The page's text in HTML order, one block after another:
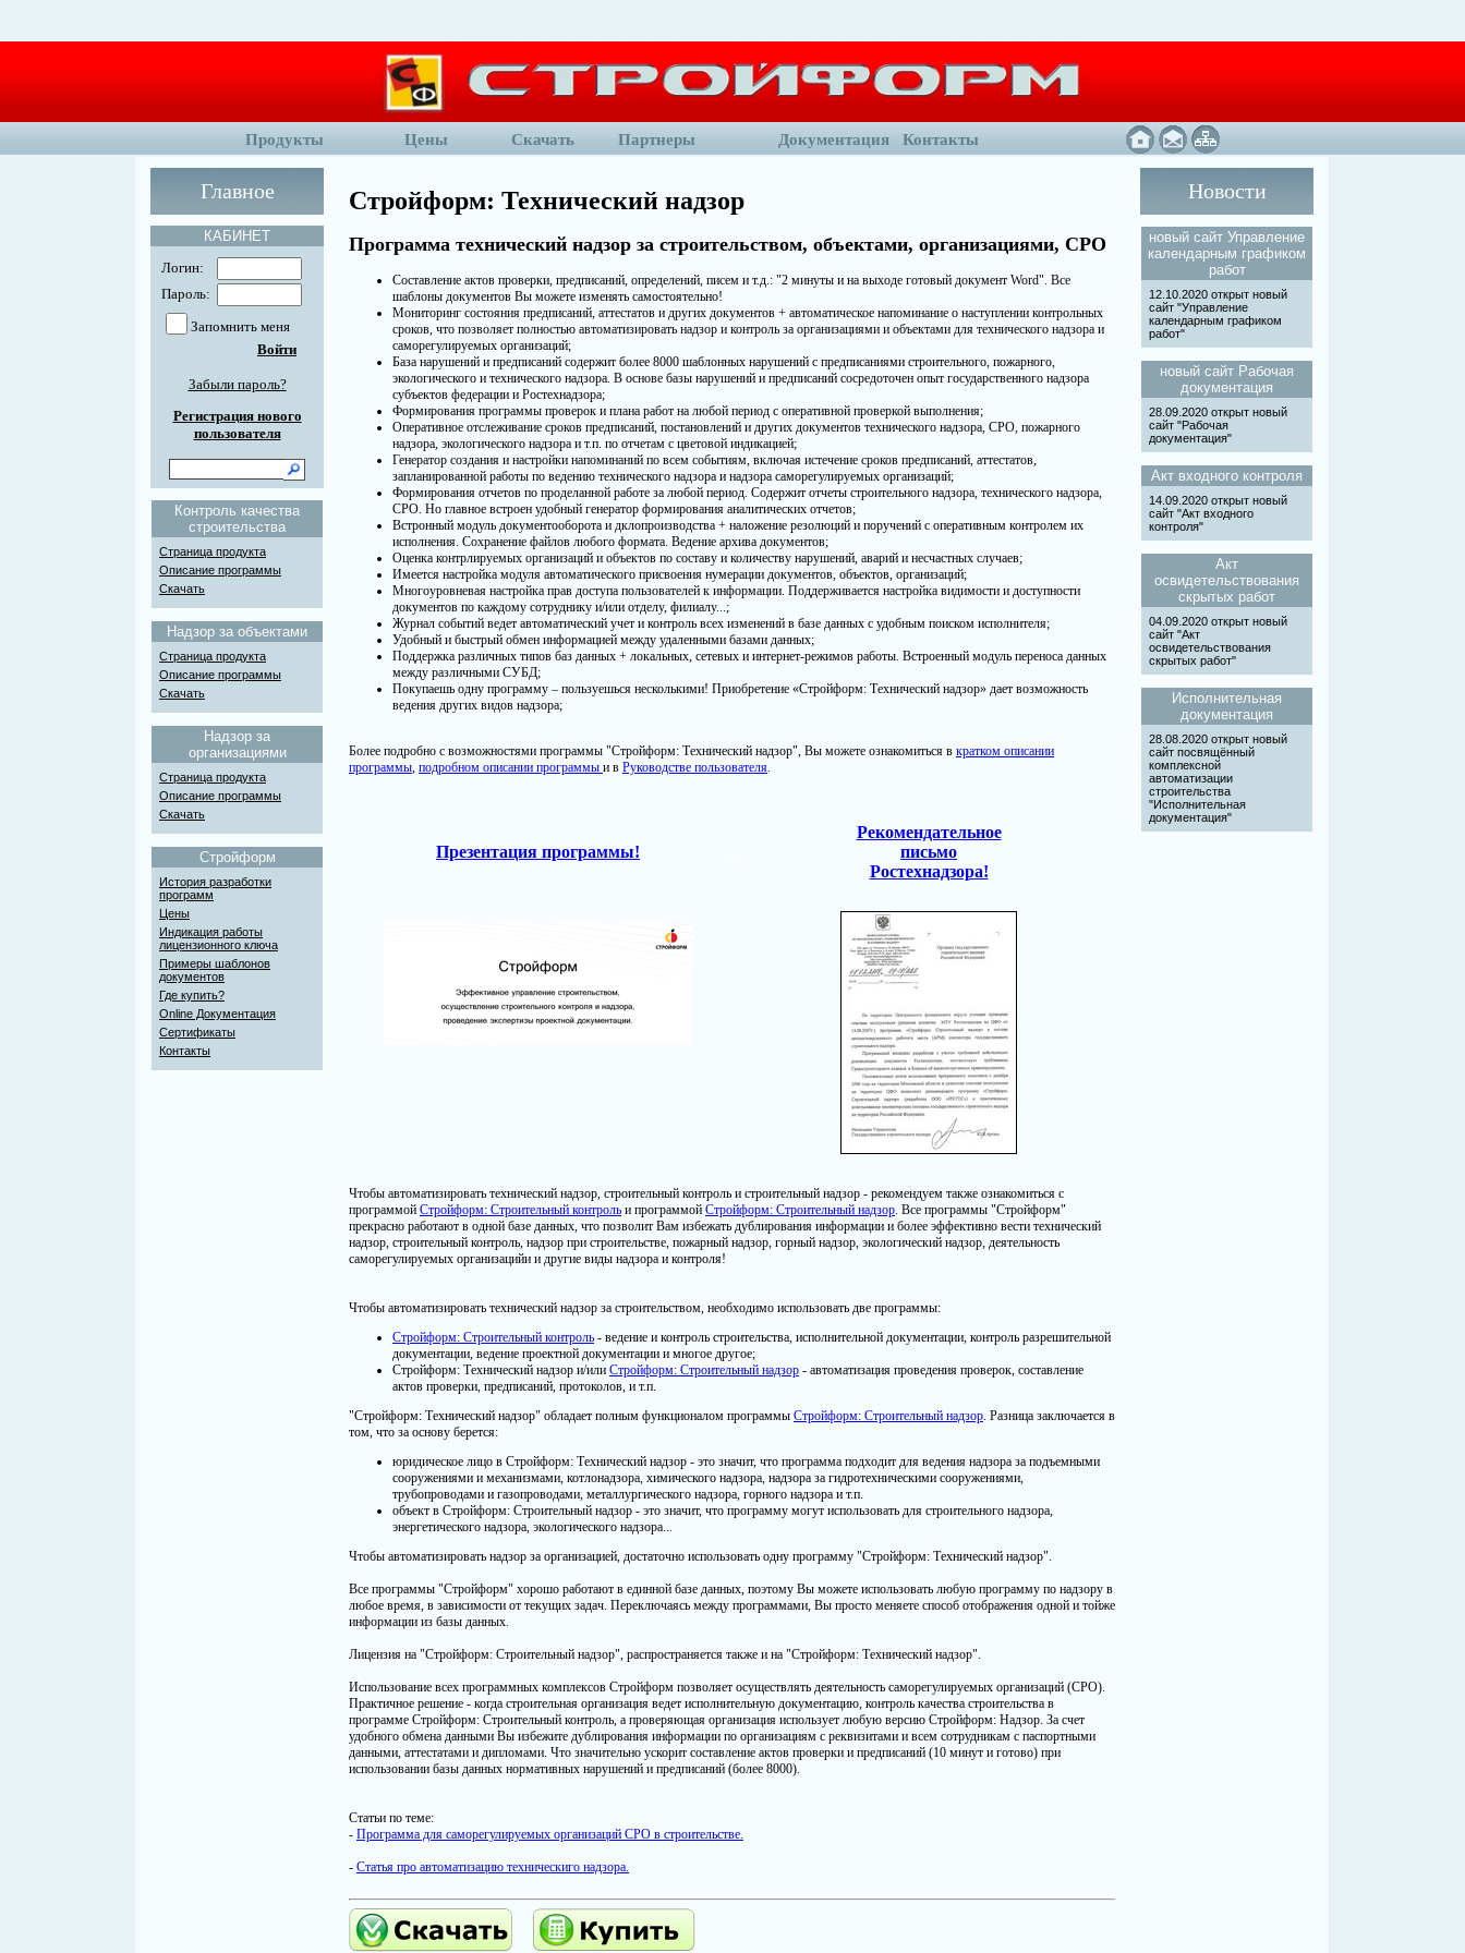
Продукты Цены Скачать Партнеры Документация Контакты
Главное
КАБИНЕТ
Логин:
Пароль:
Запомнить меня
Войти
Забыли пароль?
Регистрация нового
пользователя
Контроль качества
строительства
Страница продукта
Описание программы
Скачать
Надзор за объектами
Страница продукта
Описание программы
Скачать
Надзор за
организациями
Страница продукта
Описание программы
Скачать
Стройформ
История разработки
программ
Цены
Индикация работы
лицензионного ключа
Примеры шаблонов
документов
Где купить?
Online Документация
Сертификаты
Контакты
Стройформ: Технический надзор
Программа технический надзор за строительством, объектами, организациями, СРО
Составление актов проверки, предписаний, определений, писем и т.д.: "2 минуты и на выходе готовый документ Word". Все
шаблоны документов Вы можете изменять самостоятельно!
Мониторинг состояния предписаний, аттестатов и других документов + автоматическое напоминание о наступлении контрольных
сроков, что позволяет полностью автоматизировать надзор и контроль за организациями и объектами для технического надзора и
саморегулируемых организаций;
База нарушений и предписаний содержит более 8000 шаблонных нарушений с предписаниями строительного, пожарного,
экологического и технического надзора. В основе базы нарушений и предписаний сосредоточен опыт государственного надзора
субъектов федерации и Ростехнадзора;
Формирования программы проверок и плана работ на любой период с оперативной проверкой выполнения;
Оперативное отслеживание сроков предписаний, постановлений и других документов технического надзора, СРО, пожарного
надзора, экологического надзора и т.п. по отчетам с цветовой индикацией;
Генератор создания и настройки напоминаний по всем событиям, включая истечение сроков предписаний, аттестатов,
запланированной работы по ведению технического надзора и надзора саморегулируемых организаций;
Формирования отчетов по проделанной работе за любой период. Содержит отчеты строительного надзора, технического надзора,
СРО. Но главное встроен удобный генератор формирования аналитических отчетов;
Встронный модуль документооборота и дклопроизводства + наложение резолюций и поручений с оперативным контролем их
исполнения. Сохранение файлов любого формата. Ведение архива документов;
Оценка контрлируемых организаций и объектов по составу и количеству нарушений, аварий и несчастных случаев;
Имеется настройка модуля автоматического присвоения нумерации документов, объектов, организаций;
Многоуровневая настройка прав доступа пользователей к информации. Поддерживается настройка видимости и доступности
документов по каждому сотруднику и/или отделу, филиалу...;
Журнал событий ведет автоматический учет и контроль всех изменений в базе данных с удобным поиском исполнителя;
Удобный и быстрый обмен информацией между удаленными базами данных;
Поддержка различных типов баз данных + локальных, сетевых и интернет-режимов работы. Встроенный модуль переноса данных
между различными СУБД;
Покупаешь одну программу – пользуешься несколькими! Приобретение «Стройформ: Технический надзор» дает возможность
ведения других видов надзора;
Более подробно с возможностями программы "Стройформ: Технический надзор", Вы можете ознакомиться в кратком описании
программы, подробном описании программы и в Руководстве пользователя.
Презентация программы!
Рекомендательное
письмо
Ростехнадзора!
Чтобы автоматизировать технический надзор, строительный контроль и строительный надзор - рекомендуем также ознакомиться с
программой Стройформ: Строительный контроль и программой Стройформ: Строительный надзор. Все программы "Стройформ"
прекрасно работают в одной базе данных, что позволит Вам избежать дублирования информации и более эффективно вести технический
надзор, строительный контроль, надзор при строительстве, пожарный надзор, горный надзор, экологический надзор, деятельность
саморегулируемых организацийи и другие виды надзора и контроля!
Чтобы автоматизировать технический надзор за строительством, необходимо использовать две программы:
Стройформ: Строительный контроль - ведение и контроль строительства, исполнительной документации, контроль разрешительной
документации, ведение проектной документации и многое другое;
Стройформ: Технический надзор и/или Стройформ: Строительный надзор - автоматизация проведения проверок, составление
актов проверки, предписаний, протоколов, и т.п.
"Стройформ: Технический надзор" обладает полным функционалом программы Стройформ: Строительный надзор. Разница заключается в
том, что за основу берется:
юридическое лицо в Стройформ: Технический надзор - это значит, что программа подходит для ведения надзора за подъемными
сооружениями и механизмами, котлонадзора, химического надзора, надзора за гидротехническими сооружениями,
трубопроводами и газопроводами, металлургического надзора, горного надзора и т.п.
объект в Стройформ: Строительный надзор - это значит, что программу могут использовать для строительного надзора,
энергетического надзора, экологического надзора...
Чтобы автоматизировать надзор за организацией, достаточно использовать одну программу "Стройформ: Технический надзор".
Все программы "Стройформ" хорошо работают в единной базе данных, поэтому Вы можете использовать любую программу по надзору в
любое время, в зависимости от текущих задач. Переключаясь между программами, Вы просто меняете способ отображения одной и тойже
информации из базы данных.
Лицензия на "Стройформ: Строительный надзор", распространяется также и на "Стройформ: Технический надзор".
Использование всех программных комплексов Стройформ позволяет осуществлять деятельность саморегулируемых организаций (СРО).
Практичное решение - когда строительная организация ведет исполнительную документацию, контроль качества строительства в
программе Стройформ: Строительный контроль, а проверяющая организация использует любую версию Стройформ: Надзор. За счет
удобного обмена данными Вы избежите дублирования информации по организациям с реквизитами и всем сотрудникам с паспортными
данными, аттестатами и дипломами. Что значительно ускорит составление актов проверки и предписаний (10 минут и готово) при
использовании базы данных нормативных нарушений и предписаний (более 8000).
Статьи по теме:
- Программа для саморегулируемых организаций СРО в строительстве.
- Статья про автоматизацию техническиго надзора.
Новости
новый сайт Управление
календарным графиком
работ
12.10.2020 открыт новый
сайт "Управление
календарным графиком
работ"
новый сайт Рабочая
документация
28.09.2020 открыт новый
сайт "Рабочая
документация"
Акт входного контроля
14.09.2020 открыт новый
сайт "Акт входного
контроля"
Акт
освидетельствования
скрытых работ
04.09.2020 открыт новый
сайт "Акт
освидетельствования
скрытых работ"
Исполнительная
документация
28.08.2020 открыт новый
сайт посвящённый
комплексной
автоматизации
строительства
"Исполнительная
документация"